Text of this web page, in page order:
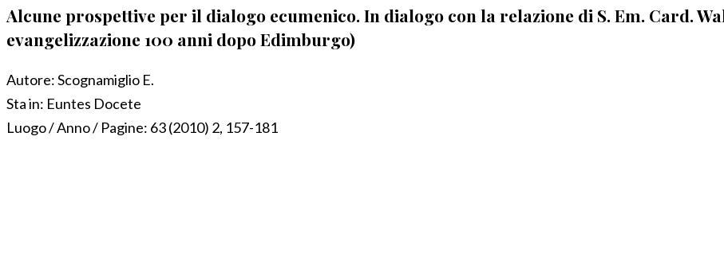
Alcune prospettive per il dialogo ecumenico. In dialogo con la relazione di S. Em. Card.
evangelizzazione 100 anni dopo Edimburgo)
Autore:Scognamiglio E.
Sta in: Euntes Docete
Luogo / Anno / Pagine: 63 (2010) 2, 157-181